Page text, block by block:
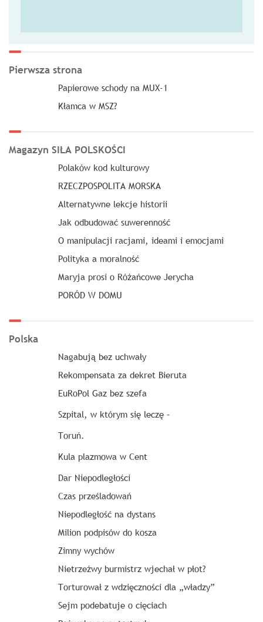
Pierwsza strona
Papierowe schody na MUX-1
Kłamca w MSZ?
Magazyn SIŁA POLSKOŚCI
Polaków kod kulturowy
RZECZPOSPOLITA MORSKA
Alternatywne lekcje historii
Jak odbudować suwerenność
O manipulacji racjami, ideami i emocjami
Polityka a moralność
Maryja prosi o Różańcowe Jerycha
PORÓD W DOMU
Polska
Nagabują bez uchwały
Rekompensata za dekret Bieruta
EuRoPol Gaz bez szefa
Szpital, w którym się leczę –
Toruń.
Kula plazmowa w Cent
Dar Niepodległości
Czas prześladowań
Niepodległość na dystans
Milion podpisów do kosza
Zimny wychów
Nietrzeźwy burmistrz wjechał w płot?
Torturował z wdzięczności dla „władzy”
Sejm podebatuje o cięciach